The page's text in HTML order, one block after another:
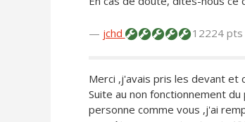
— jchd 12224
Merci ,j'avais pris les devant et
Suite au non fonctionnement
personne comme vous ,j'ai